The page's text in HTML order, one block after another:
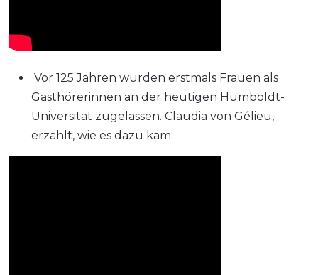
Vor 125 Jahren wurden erstmals Frauen als
Gasthörerinnen an der heutigen Humboldt-
Universität zugelassen. Claudia von Gélieu,
erzählt, wie es dazu kam: